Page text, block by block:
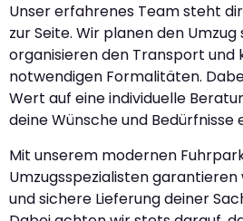
Unser erfahrenes Team steht
zur Seite. Wir planen den
organisieren den Transport und
notwendigen Formalitäten.
Wert auf eine individuelle
deine Wünsche und Bedürfnisse
Mit unserem modernen
Umzugsspezialisten
und sichere Lieferung deiner